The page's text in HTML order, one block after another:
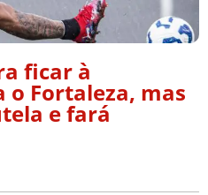
ficar à
o Fortaleza, mas
e fará